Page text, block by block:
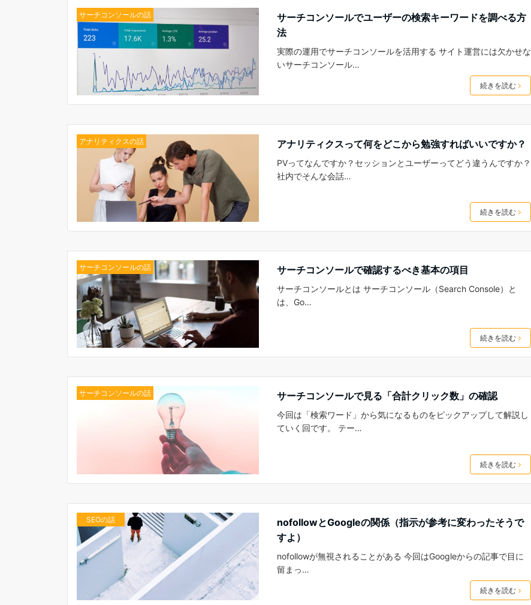
サーチコンソールの話
サーチコンソールでユーザーの検索キーワードを調べる方
法
実際の運用でサーチコンソールを活用する サイト運営には欠かせな
いサーチコンソール…
続きを読む
アナリティクスの話 アナリティクスって何をどこから勉強すればいいですか？
PVってなんですか？セッションとユーザーってどう違うんですか？
社内でそんな会話…
続きを読む
サーチコンソールの話 サーチコンソールで確認するべき基本の項目
サーチコンソールとは サーチコンソール（Search Console）と
は、Go…
続きを読む
サーチコンソールの話 サーチコンソールで見る「合計クリック数」の確認
今回は「検索ワード」から気になるものをピックアップして解説し
ていく回です。 テー…
続きを読む
SEOの話
nofollowとGoogleの関係（指示が参考に変わったそうで
すよ）
nofollowが無視されることがある 今回はGoogleからの記事で目に
留まっ…
続きを読む